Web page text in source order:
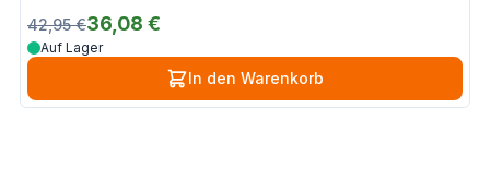
36,08 €
42,95 €
Auf Lager
In den Warenkorb